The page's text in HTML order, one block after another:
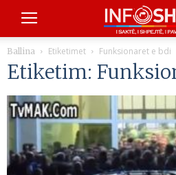
Ballina Etiketimet Funksionaret e bdi
Etiketim: